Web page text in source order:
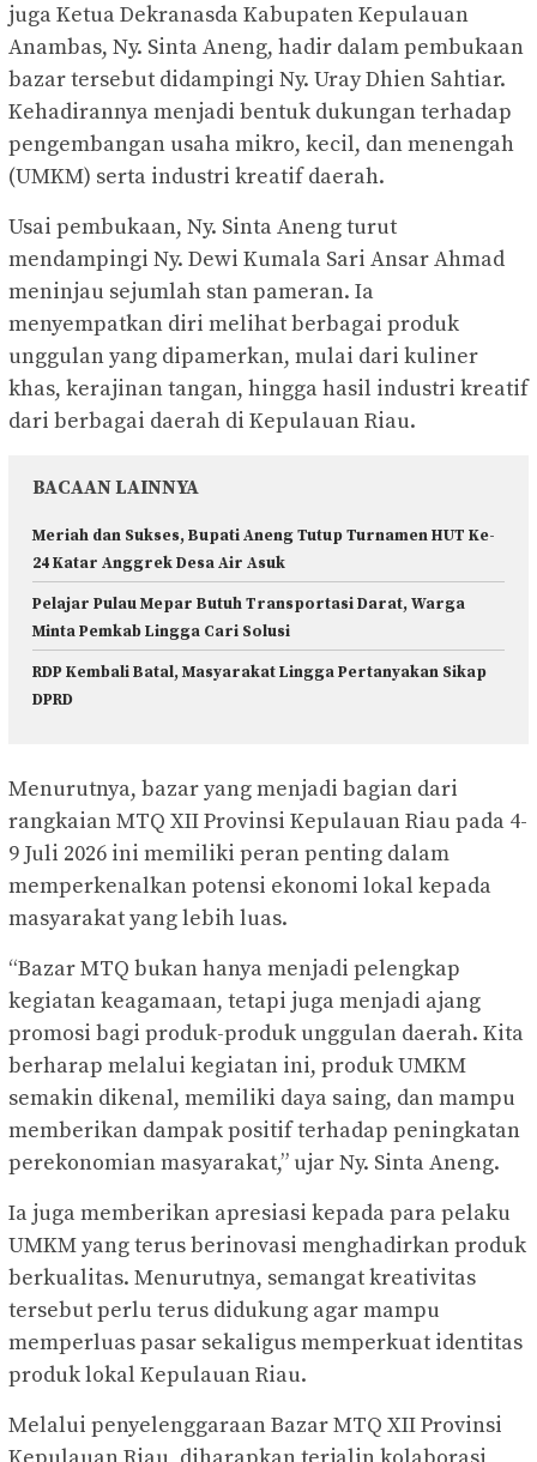
juga Ketua Dekranasda Kabupaten Kepulauan
Anambas, Ny. Sinta Aneng, hadir dalam pembukaan
bazar tersebut didampingi Ny. Uray Dhien Sahtiar.
Kehadirannya menjadi bentuk dukungan terhadap
pengembangan usaha mikro, kecil, dan menengah
(UMKM) serta industri kreatif daerah.
Usai pembukaan, Ny. Sinta Aneng turut
mendampingi Ny. Dewi Kumala Sari Ansar Ahmad
meninjau sejumlah stan pameran. Ia
menyempatkan diri melihat berbagai produk
unggulan yang dipamerkan, mulai dari kuliner
khas, kerajinan tangan, hingga hasil industri kreatif
dari berbagai daerah di Kepulauan Riau.
BACAAN LAINNYA
Meriah dan Sukses, Bupati Aneng Tutup Turnamen HUT Ke-
24 Katar Anggrek Desa Air Asuk
Pelajar Pulau Mepar Butuh Transportasi Darat, Warga
Minta Pemkab Lingga Cari Solusi
RDP Kembali Batal, Masyarakat Lingga Pertanyakan Sikap
DPRD
Menurutnya, bazar yang menjadi bagian dari
rangkaian MTQ XII Provinsi Kepulauan Riau pada 4-
9 Juli 2026 ini memiliki peran penting dalam
memperkenalkan potensi ekonomi lokal kepada
masyarakat yang lebih luas.
“Bazar MTQ bukan hanya menjadi pelengkap
kegiatan keagamaan, tetapi juga menjadi ajang
promosi bagi produk-produk unggulan daerah. Kita
berharap melalui kegiatan ini, produk UMKM
semakin dikenal, memiliki daya saing, dan mampu
memberikan dampak positif terhadap peningkatan
perekonomian masyarakat,” ujar Ny. Sinta Aneng.
Ia juga memberikan apresiasi kepada para pelaku
UMKM yang terus berinovasi menghadirkan produk
berkualitas. Menurutnya, semangat kreativitas
tersebut perlu terus didukung agar mampu
memperluas pasar sekaligus memperkuat identitas
produk lokal Kepulauan Riau.
Melalui penyelenggaraan Bazar MTQ XII Provinsi